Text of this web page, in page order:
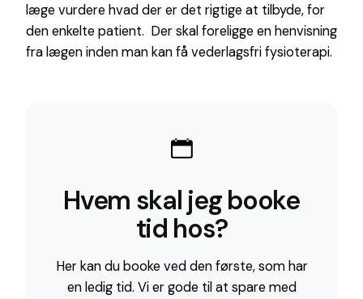
læge vurdere hvad der er det rigtige at tilbyde, for
den enkelte patient. Der skal foreligge en henvisning
fra lægen inden man kan få vederlagsfri fysioterapi.
Hvem skal jeg booke
tid hos?
Her kan du booke ved den første, som har
en ledig tid. Vi er gode til at spare med